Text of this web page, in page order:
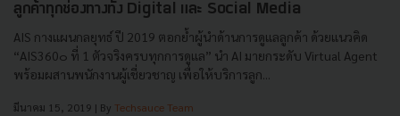
ลูกค้าทุกช่องทางทั้ง Digital และ Social Media
AIS กางแผนกลยุทธ์ ปี 2019 ตอกย้ำผู้นำด้านการดูแลลูกค้า ด้วยแนวคิด
“AIS360๐ ที่ 1 ตัวจริงครบทุกการดูแล” นำ AI มายกระดับ Virtual Agent
พร้อมผสานพนักงานผู้เชี่ยวชาญ เพื่อให้บริการลูก...
มีนาคม 15, 2019 | By Techsauce Team